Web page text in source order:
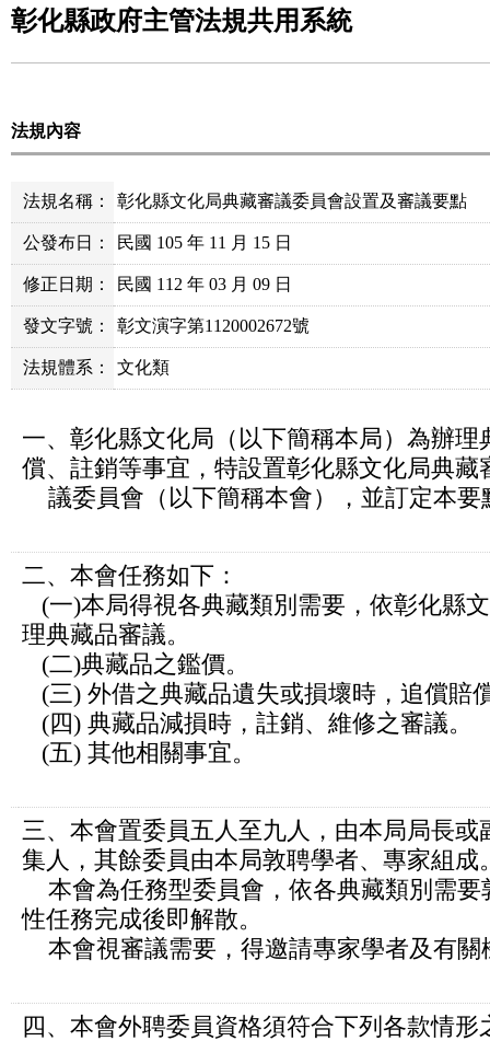
彰化縣政府主管法規共用系統
法規內容
法規名稱： 彰化縣文化局典藏審議委員會設置及審議要點
公發布日： 民國 105 年 11 月 15 日
修正日期： 民國 112 年 03 月 09 日
發文字號： 彰文演字第1120002672號
法規體系： 文化類
一、彰化縣文化局（以下簡稱本局）為辦
償、註銷等事宜，特設置彰化縣文化局典藏
議委員會（以下簡稱本會），並訂定本要
二、本會任務如下：
(一)本局得視各典藏類別需要，依彰化縣
理典藏品審議。
(二)典藏品之鑑價。
(三) 外借之典藏品遺失或損壞時，追償賠
(四) 典藏品減損時，註銷、維修之審議。
(五) 其他相關事宜。
三、本會置委員五人至九人，由本局局長
集人，其餘委員由本局敦聘學者、專家組成
本會為任務型委員會，依各典藏類別需要
性任務完成後即解散。
本會視審議需要，得邀請專家學者及有關
四、本會外聘委員資格須符合下列各款情形